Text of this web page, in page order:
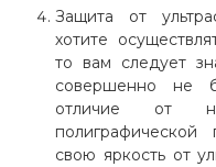
Защита от
хотите
то вам следует
совершенно не
отличие от
свою яркость от